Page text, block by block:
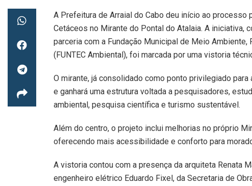
A Prefeitura de Arraial do Cabo deu início ao processo
Cetáceos no Mirante do Pontal do Atalaia. A iniciativa,
parceria com a Fundação Municipal de Meio
(FUNTEC Ambiental), foi marcada por uma vistoria
O mirante, já consolidado como ponto privilegiado
e ganhará uma estrutura voltada a pesquisadores,
ambiental, pesquisa científica e turismo sustentável.
Além do centro, o projeto inclui melhorias no próprio
oferecendo mais acessibilidade e conforto para
A vistoria contou com a presença da arquiteta Renata
engenheiro elétrico Eduardo Fixel, da Secretaria de